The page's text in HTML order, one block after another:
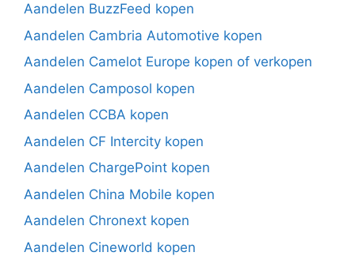
Aandelen BuzzFeed kopen
Aandelen Cambria Automotive kopen
Aandelen Camelot Europe kopen of verkopen
Aandelen Camposol kopen
Aandelen CCBA kopen
Aandelen CF Intercity kopen
Aandelen ChargePoint kopen
Aandelen China Mobile kopen
Aandelen Chronext kopen
Aandelen Cineworld kopen